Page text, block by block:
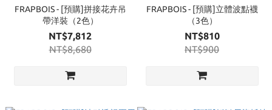
FRAPBOIS - [預購]拼接花卉吊
帶洋裝（2色）
NT$7,812
NT$8,680
FRAPBOIS - [預購]立體波點襪
（3色）
NT$810
NT$900